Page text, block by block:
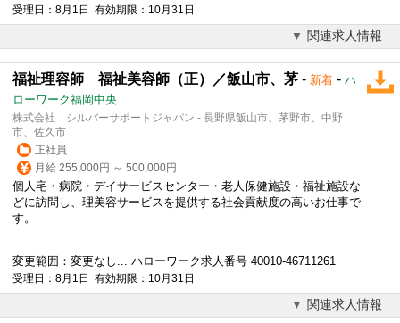
受理日：8月1日 有効期限：10月31日
関連求人情報
福祉理容師 福祉美容師（正）／飯山市、茅 - 新着 - ハ
ローワーク福岡中央
株式会社 シルバーサポートジャパン - 長野県飯山市、茅野市、中野
市、佐久市
正社員
月給 255,000円 ～ 500,000円
個人宅・病院・デイサービスセンター・老人保健施設・福祉施設な
どに訪問し、理美容サービスを提供する社会貢献度の高いお仕事で
す。
変更範囲：変更なし... ハローワーク求人番号 40010-46711261
受理日：8月1日 有効期限：10月31日
関連求人情報